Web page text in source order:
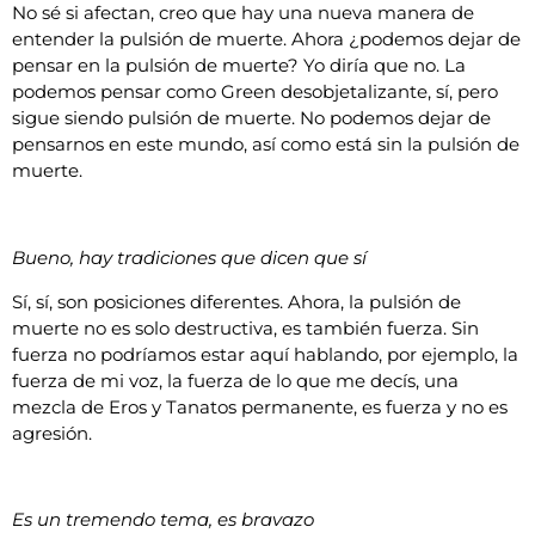
No sé si afectan, creo que hay una nueva manera de
entender la pulsión de muerte. Ahora ¿podemos dejar de
pensar en la pulsión de muerte? Yo diría que no. La
podemos pensar como Green desobjetalizante, sí, pero
sigue siendo pulsión de muerte. No podemos dejar de
pensarnos en este mundo, así como está sin la pulsión de
muerte.
Bueno, hay tradiciones que dicen que sí
Sí, sí, son posiciones diferentes. Ahora, la pulsión de
muerte no es solo destructiva, es también fuerza. Sin
fuerza no podríamos estar aquí hablando, por ejemplo, la
fuerza de mi voz, la fuerza de lo que me decís, una
mezcla de Eros y Tanatos permanente, es fuerza y no es
agresión.
Es un tremendo tema, es bravazo